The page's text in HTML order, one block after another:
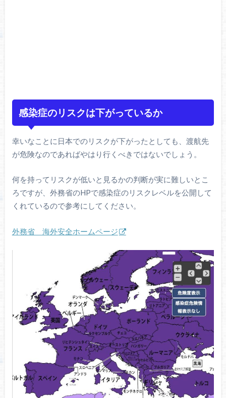
感染症のリスクは下がっているか
幸いなことに日本でのリスクが下がったとしても、渡航先
が危険なのであればやはり行くべきではないでしょう。
何を持ってリスクが低いと見るかの判断が実に難しいとこ
ろですが、外務省のHPで感染症のリスクレベルを公開して
くれているので参考にしてください。
外務省 海外安全ホームページ